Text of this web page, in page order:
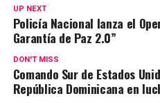
UP NEXT
Policía Nacional lanza el
Garantía de Paz 2.0”
DON'T MISS
Comando Sur de Estados
República Dominicana en